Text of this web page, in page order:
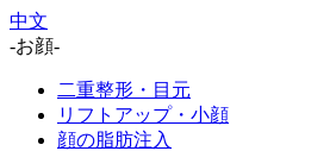
中文
-お顔-
二重整形・目元
リフトアップ・小顔
顔の脂肪注入